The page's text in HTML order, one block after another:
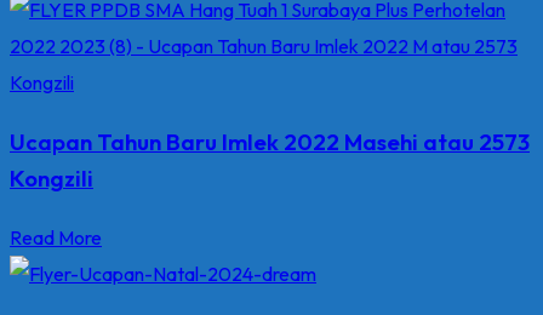
Ucapan Tahun Baru Imlek 2022 Masehi atau 2573
Kongzili
Read More